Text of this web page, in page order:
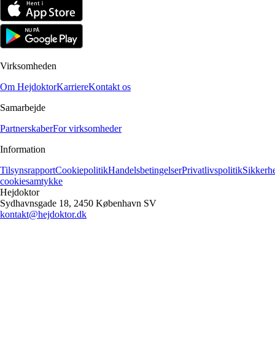
Virksomheden
Om HejdoktorKarriereKontakt os
Samarbejde
PartnerskaberFor virksomheder
Information
TilsynsrapportCookiepolitikHandelsbetingelserPrivatlivspolitik
cookiesamtykke
Hejdoktor
Sydhavnsgade 18, 2450 København SV
kontakt@hejdoktor.dk